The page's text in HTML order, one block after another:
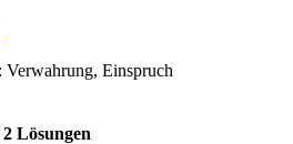
Einspruch
Lösungen